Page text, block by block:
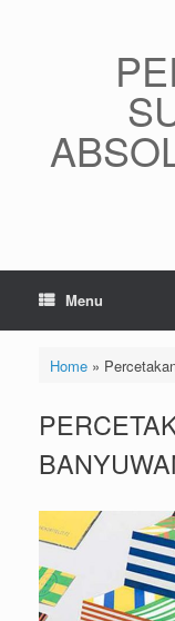
Menu
Home»